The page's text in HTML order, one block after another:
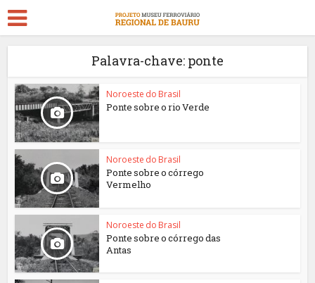
Palavra-chave: ponte
Noroeste do Brasil
Ponte sobre o rio Verde
Noroeste do Brasil
Ponte sobre o córrego
Vermelho
Noroeste do Brasil
Ponte sobre o córrego das
Antas